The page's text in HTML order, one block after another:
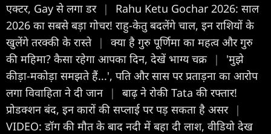
एक्टर, Gay से लगा डर |
Rahu Ketu Gochar 2026: साल
2026 का सबसे बड़ा गोचर! राहु-केतु बदलेंगे चाल, इन राशियों के
खुलेंगे तरक्की के रास्ते |
क्या है गुरु पूर्ण‍िमा का महत्व और गुरु
की मह‍िमा? कैसा रहेगा आपका द‍िन, देखें भाग्य चक्र
|
'मुझे
कीड़ा-मकोड़ा समझते हैं...', पति और सास पर प्रताड़ना का आरोप
लगा विवाहिता ने दी जान |
बाढ़ ने रोकी Tata की रफ्तार!
प्रोडक्शन बंद, इन कारों की सप्लाई पर पड़ सकता है असर |
VIDEO: डॉग की मौत के बाद नदी में बहा दी लाश, वीडियो देख